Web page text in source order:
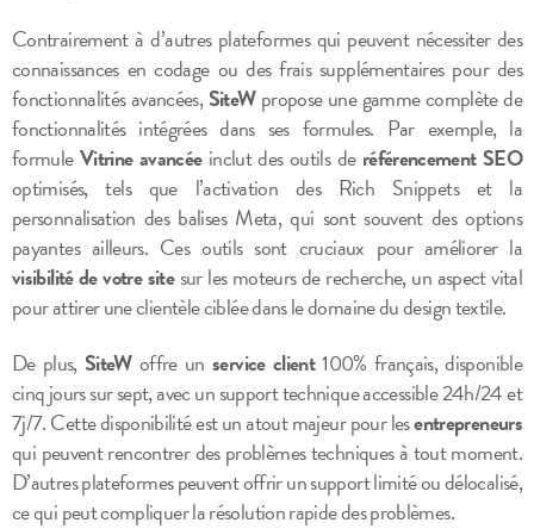
Contrairement à d’autres plateformes qui peuvent nécessiter des
connaissances en codage ou des frais supplémentaires pour des
fonctionnalités avancées,SiteWpropose une gamme complète de
fonctionnalités intégrées dans ses formules. Par exemple, la
formuleVitrine avancéeinclut des outils de référencement SEO
optimisés, tels que l’activation des Rich Snippets et la
personnalisation des balises Meta, qui sont souvent des options
payantes ailleurs. Ces outils sont cruciaux pour améliorer la
visibilité de votre sitesur les moteurs de recherche, un aspect vital
pour attirer une clientèle ciblée dans le domaine du design textile.
De plus, SiteWoffre unservice client100% français, disponible
cinq jours sur sept, avec un support technique accessible 24h/24 et
7j/7. Cette disponibilité est un atout majeur pour lesentrepreneurs
qui peuvent rencontrer des problèmes techniques à tout moment.
D’autres plateformes peuvent offrir un support limité ou délocalisé,
ce qui peut compliquer la résolution rapide des problèmes.